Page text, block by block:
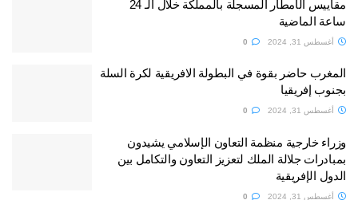
مقاييس الأمطار المسجلة بالمملكة خلال الـ 24
ساعة الماضية
أغسطس 31, 2024
المغرب حاضر بقوة في البطولة الافريقية لكرة السلة
بجنوب إفريقيا
أغسطس 31, 2024
وزراء خارجية منظمة التعاون الإسلامي يشيدون
بمبادرات جلالة الملك لتعزيز التعاون والتكامل بين
الدول الإفريقية
أغسطس 31, 2024